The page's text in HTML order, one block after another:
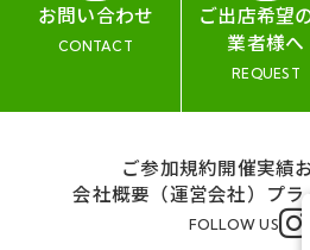
お問い合わせ
CONTACT
ご出店希望
業者様へ
REQUEST
ご参加規約開催実績
会社概要（運営会社） プラ
FOLLOW US